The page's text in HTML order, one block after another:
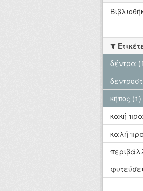
δέντρα
κήπος (1)
κακή
καλή